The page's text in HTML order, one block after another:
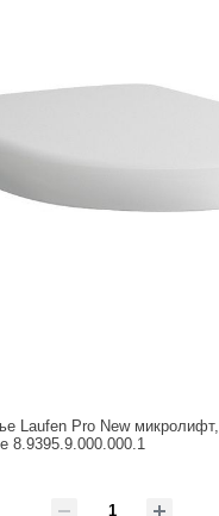
Laufen Pro New микролифт,
8.9395.9.000.000.1